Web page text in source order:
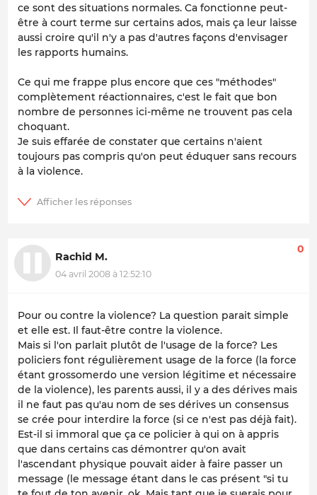
ce sont des situations normales. Ca fonctionne peut-
être à court terme sur certains ados, mais ça leur laisse
aussi croire qu'il n'y a pas d'autres façons d'envisager
les rapports humains.
Ce qui me frappe plus encore que ces "méthodes"
complètement réactionnaires, c'est le fait que bon
nombre de personnes ici-même ne trouvent pas cela
choquant.
Je suis effarée de constater que certains n'aient
toujours pas compris qu'on peut éduquer sans recours
à la violence.
Rachid M.
04 avril 2008 à 12:52:10
0
Pour ou contre la violence? La question parait simple
et elle est. Il faut-être contre la violence.
Mais si l'on parlait plutôt de l'usage de la force? Les
policiers font régulièrement usage de la force (la force
étant grossomerdo une version légitime et nécessaire
de la violence), les parents aussi, il y a des dérives mais
il ne faut pas qu'au nom de ses dérives un consensus
se crée pour interdire la force (si ce n'est pas déjà fait).
Est-il si immoral que ça ce policier à qui on à appris
que dans certains cas démontrer qu'on avait
l'ascendant physique pouvait aider à faire passer un
message (le message étant dans le cas présent "si tu